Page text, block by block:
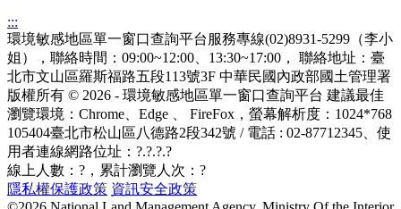
:::
環境敏感地區單一窗口查詢平台服務專線(02)8931-5299（李小
姐），聯絡時間：09:00~12:00、13:30~17:00， 聯絡地址：臺
北市文山區羅斯福路五段113號3F 中華民國內政部國土管理署
版權所有 © 2026 - 環境敏感地區單一窗口查詢平台 建議最佳
瀏覽環境：Chrome、Edge 、 FireFox，螢幕解析度：1024*768
105404臺北市松山區八德路2段342號 / 電話 : 02-87712345 、使
用者連線網路位址：?.?.?.?
線上人數： ? ，累計瀏覽人次： ?
隱私權保護政策 資訊安全政策